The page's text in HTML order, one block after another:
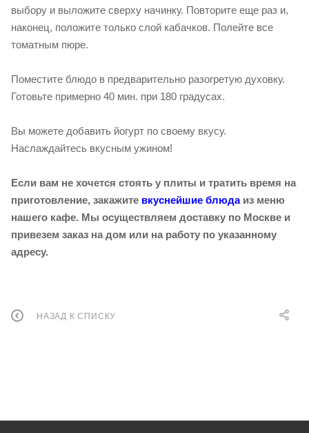
выбору и выложите сверху начинку. Повторите еще раз и,
наконец, положите только слой кабачков. Полейте все
томатным пюре.
Поместите блюдо в предварительно разогретую духовку.
Готовьте примерно 40 мин. при 180 градусах.
Вы можете добавить йогурт по своему вкусу.
Наслаждайтесь вкусным ужином!
Если вам не хочется стоять у плиты и тратить время на
приготовление, закажите вкуснейшие блюдаиз меню
нашего кафе. Мы осуществляем доставку по Москве и
привезем заказ на дом или на работу по указанному
адресу.
НАЗАД К СПИСКУ